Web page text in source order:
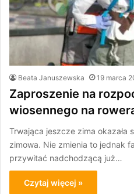
Beata Januszewska 19 marca
Zaproszenie na
wiosennego na
Trwająca jeszcze zima okazała
zimowa. Nie zmienia to jednak
przywitać nadchodzącą już…
Czytaj więcej »